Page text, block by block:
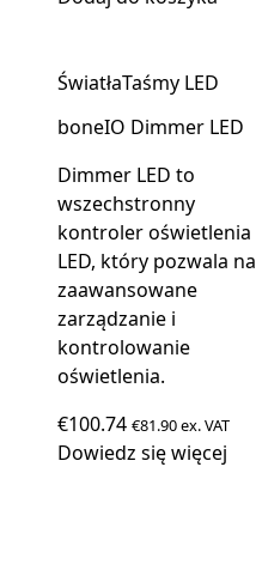
ŚwiatłaTaśmy LED
boneIO Dimmer LED
Dimmer LED to
wszechstronny
kontroler oświetlenia
LED, który pozwala na
zaawansowane
zarządzanie i
kontrolowanie
oświetlenia.
€100.74 €81.90ex. VAT
Dowiedz się więcej